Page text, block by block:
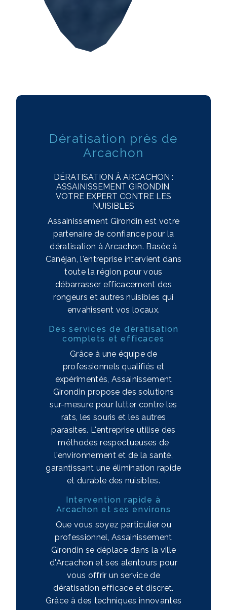
Dératisation près de
Arcachon
DÉRATISATION À ARCACHON :
ASSAINISSEMENT GIRONDIN,
VOTRE EXPERT CONTRE LES
NUISIBLES
Assainissement Girondin est votre
partenaire de confiance pour la
dératisation à Arcachon. Basée à
Canéjan, l'entreprise intervient dans
toute la région pour vous
débarrasser efficacement des
rongeurs et autres nuisibles qui
envahissent vos locaux.
Des services de dératisation
complets et efficaces
Grâce à une équipe de
professionnels qualifiés et
expérimentés, Assainissement
Girondin propose des solutions
sur-mesure pour lutter contre les
rats, les souris et les autres
parasites. L'entreprise utilise des
méthodes respectueuses de
l'environnement et de la santé,
garantissant une élimination rapide
et durable des nuisibles.
Intervention rapide à
Arcachon et ses environs
Que vous soyez particulier ou
professionnel, Assainissement
Girondin se déplace dans la ville
d'Arcachon et ses alentours pour
vous offrir un service de
dératisation efficace et discret.
Grâce à des techniques innovantes